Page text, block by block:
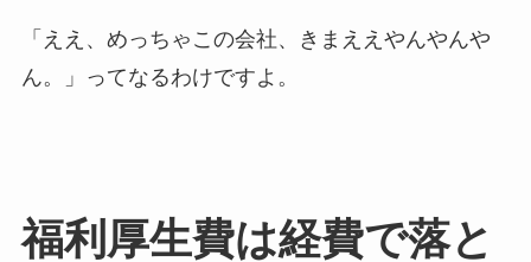
「ええ、めっちゃこの会社、きまええやんやんや
ん。」ってなるわけですよ。
福利厚生費は経費で落と